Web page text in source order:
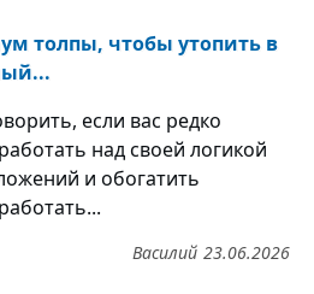
толпы, чтобы утопить в
если вас редко
над своей логикой
и обогатить
23.06.2026
Василий